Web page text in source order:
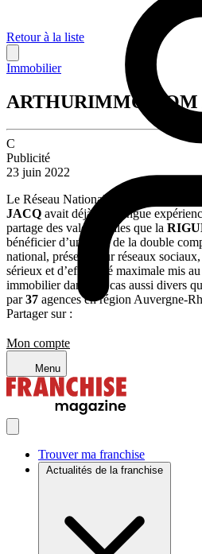
Mon compte
Menu
Trouver ma franchise
Actualités de la franchise
Retour à la liste
Immobilier
ARTHURIMMO.COM
C
Publicité
23 juin 2022
Le Réseau National Immobilier
JACQ avait déjà une longue
partage des valeurs telles que la
bénéficier d’une part de la double
national, présence sur réseaux
sérieux et d’efficacité maximale mis
immobilier dans des cas aussi divers
par37 agences en région Auvergne-
Partager sur :